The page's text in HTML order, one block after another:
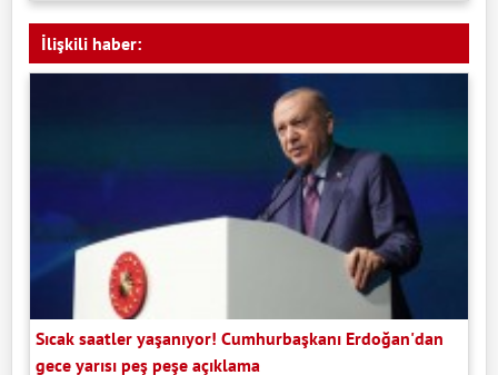
İlişkili haber:
Sıcak saatler yaşanıyor! Cumhurbaşkanı Erdoğan'dan
gece yarısı peş peşe açıklama